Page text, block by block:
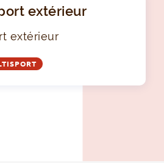
extérieur
extérieur